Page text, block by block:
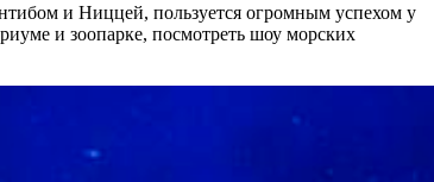
и Ниццей, пользуется огромным успехом у
и зоопарке, посмотреть шоу морских